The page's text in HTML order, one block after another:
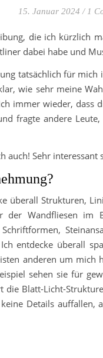
15. Januar 2024 / 1
die ich kürzlich
dabei habe und
tatsächlich für
wie sehr meine
immer wieder, dass
fragte andere
auch! Sehr interessant
überall Strukturen,
der Wandfliesen
entdecke überall
anderen um
sehen sie für
Blatt-Licht-
Details